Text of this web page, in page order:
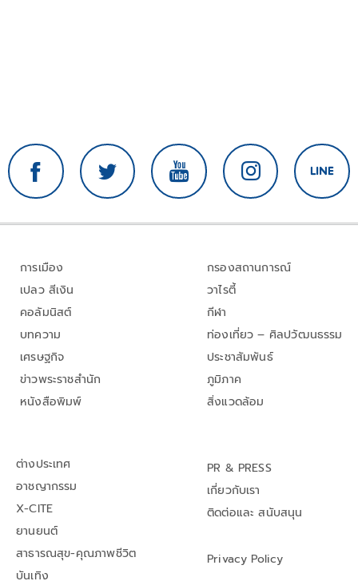
การเมือง
เปลว สีเงิน
คอลัมนิสต์
บทความ
เศรษฐกิจ
ข่าวพระราชสำนัก
หนังสือพิมพ์
กรองสถานการณ์
วาไรตี้
กีฬา
ท่องเที่ยว – ศิลปวัฒนธรรม
ประชาสัมพันธ์
ภูมิภาค
สิ่งแวดล้อม
ต่างประเทศ
อาชญากรรม
X-CITE
ยานยนต์
สาธารณสุข-คุณภาพชีวิต
บันเทิง
PR & PRESS
เกี่ยวกับเรา
ติดต่อและ สนับสนุน
Privacy Policy